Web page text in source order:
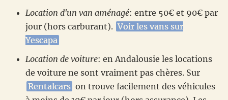
Location d'un van aménagé: entre 50€ et 90€ par
jour (hors carburant). Voir les vans sur
Yescapa
Location de voiture: en Andalousie les locations
de voiture ne sont vraiment pas chères. Sur
Rentalcars on trouve facilement des véhicules